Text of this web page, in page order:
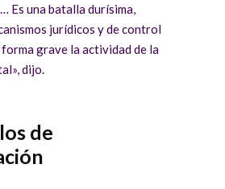
Es una batalla durísima,
jurídicos y de control
grave la actividad de la
dijo.
de